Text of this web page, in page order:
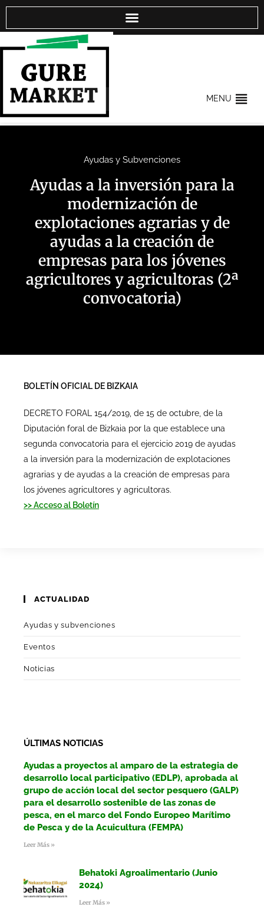
MENU
Ayudas y Subvenciones
Ayudas a la inversión para la
modernización de
explotaciones agrarias y de
ayudas a la creación de
empresas para los jóvenes
agricultores y agricultoras (2ª
convocatoria)
BOLETÍN OFICIAL DE BIZKAIA
DECRETO FORAL 154/2019, de 15 de octubre, de la
Diputación foral de Bizkaia por la que establece una
segunda convocatoria para el ejercicio 2019 de ayudas
a la inversión para la modernización de explotaciones
agrarias y de ayudas a la creación de empresas para
los jóvenes agricultores y agricultoras.
>> Acceso al Boletín
ACTUALIDAD
Ayudas y subvenciones
Eventos
Noticias
ÚLTIMAS NOTICIAS
Ayudas a proyectos al amparo de la estrategia de
desarrollo local participativo (EDLP), aprobada al
grupo de acción local del sector pesquero (GALP)
para el desarrollo sostenible de las zonas de
pesca, en el marco del Fondo Europeo Marítimo
de Pesca y de la Acuicultura (FEMPA)
Leer Más »
Behatoki Agroalimentario (Junio
2024)
Leer Más »